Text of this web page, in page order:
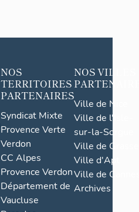
NOS
TERRITOIRES
PARTENAIRES
Syndicat Mixte
Provence Verte
Verdon
CC Alpes
Provence Verdon
Département de
Vaucluse
NOS VILLES
Ville de Nice
Ville de l'Isle-
sur-la-Sorgue
Ville de Grasse
Ville d'Apt
Ville de
Archives